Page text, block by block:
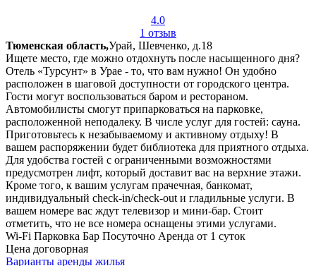
4.0
1 отзыв
Тюменская область,Урай, Шевченко, д.18
Ищете место, где можно отдохнуть после насыщенного дня?
Отель «Турсунт» в Урае - то, что вам нужно! Он удобно
расположен в шаговой доступности от городского центра.
Гости могут воспользоваться баром и рестораном.
Автомобилисты смогут припарковаться на парковке,
расположенной неподалеку. В числе услуг для гостей: сауна.
Приготовьтесь к незабываемому и активному отдыху! В
вашем распоряжении будет библиотека для приятного отдыха.
Для удобства гостей с ограниченными возможностями
предусмотрен лифт, который доставит вас на верхние этажи.
Кроме того, к вашим услугам прачечная, банкомат,
индивидуальный check-in/check-out и гладильные услуги. В
вашем номере вас ждут телевизор и мини-бар. Стоит
отметить, что не все номера оснащены этими услугами.
Wi-Fi Парковка Бар Посуточно Аренда от 1 суток
Цена договорная
Варианты аренды жилья